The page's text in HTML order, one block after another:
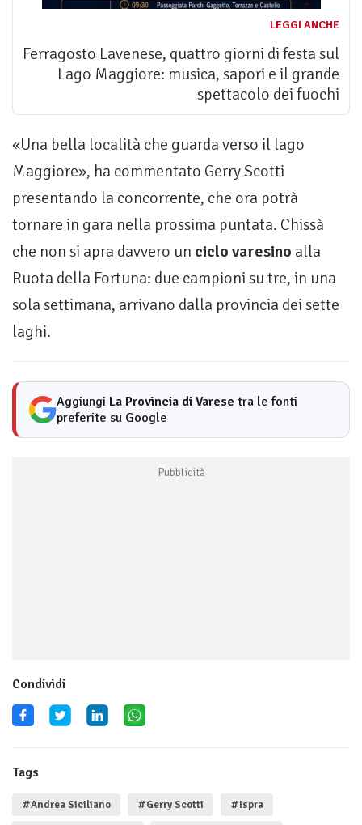
LEGGI ANCHE
Ferragosto Lavenese, quattro giorni di festa sul
Lago Maggiore: musica, sapori e il grande
spettacolo dei fuochi
«Una bella località che guarda verso il lago
Maggiore», ha commentato Gerry Scotti
presentando la concorrente, che ora potrà
tornare in gara nella prossima puntata. Chissà
che non si apra davvero un ciclo varesino alla
Ruota della Fortuna: due campioni su tre, in una
sola settimana, arrivano dalla provincia dei sette
laghi.
Aggiungi La Provincia di Varese tra le fonti
preferite su Google
Condividi
Tags
#Andrea Siciliano #Gerry Scotti #Ispra